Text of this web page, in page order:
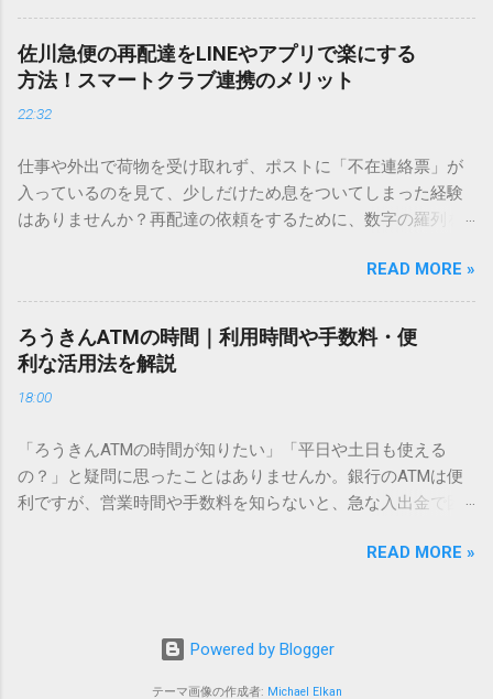
を使いますが、実はマウスで一画ずつ書くのは非効率です
し、似た漢字が多すぎて結局見つからないことも少なくあり
ません。 そこで今回は、IMEパッドを使わずに、特定のコー
ドを打ち込むだけで一瞬で旧字や外字、特殊記号を呼び出す
「文字コード入力」のテクニックを詳しく解説します。 この
必要はありません。 1. なぜ「変換」しても旧字・外字が出て
こないのか？ そもそも、なぜ普通の変換で出てこない漢字が
あるのでしょうか。その理由は、パソコンが文字を認識する
は、JIS規格（日本産業規格）によって「第1水準」「第2水
準」といった形で整理されています。しかし、人名や地名に
使われる非常に古い漢字（旧字）や、特定の組織だけで作ら
れた「外字」は、この一般的な変換リストに含まれていない
ン上のすべての文字には、いわば「住所」のような番号が割
り振られています。変換候補に出ない文字でも、この住所
（コード）を直接指定すれば、確実に呼び出すことができる
のです。 2. Windows標準機能！文字コードで漢字を出す「16
進数入力」 最も汎用性が高く、特別なソフトも不要なのが
20BB7）」を把握する。 入力モードを「半角」にする（※重
佐川急便の再配達をLINEやアプリで楽にする
方法！スマートクラブ連携のメリット
22:32
仕事や外出で荷物を受け取れず、ポストに「不在連絡票」が
入っているのを見て、少しだけため息をついてしまった経験
はありませんか？再配達の依頼をするために、数字の羅列を
ことに申し訳なさを感じたりすることもあるかもしれませ
ん。 「もっとスムーズに、自分のタイミングで受け取りた
い」 「わざわざ電話をかけずに、スマホ一つで完結させた
い」 そんな願いを叶えてくれるのが、佐川急便の会員制サー
ビス「スマートクラブ」と、LINEや公式アプリの連携です。
これらを活用するだけで、再配達のストレスは驚くほど軽く
受け取り術と、連携による具体的なメリットを徹底解説しま
す。 佐川急便の再配達が劇的に変わる「スマートクラブ」と
は？ まず押さえておきたいのが、佐川急便の個人向け無料会
況をリアルタイムで管理するための基盤となるサービスで
が飛躍的に向上しています。登録を済ませておくだけで、荷
READ MORE »
ろうきんATMの時間｜利用時間や手数料・便
利な活用法を解説
18:00
「ろうきんATMの時間が知りたい」「平日や土日も使える
の？」と疑問に思ったことはありませんか。銀行のATMは便
利ですが、営業時間や手数料を知らないと、急な入出金で困
ATM営業時間や利用の注意点、便利な活用法 を詳しく解説し
です。 1-1. 店舗内ATM 平日：9:00〜17:00 土曜・日曜・祝
日：休止（※一部店舗では土曜日のみ利用可能） 店舗内ATM
は、銀行窓口と同じ営業時間で利用でき、 窓口での対応も可
READ MORE »
Powered by Blogger
テーマ画像の作成者: Michael Elkan